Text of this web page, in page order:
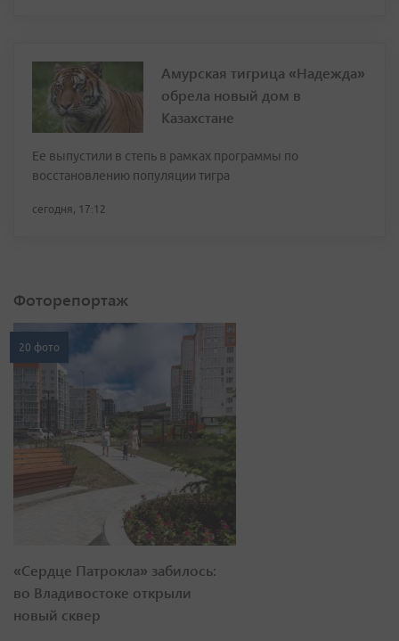
Амурская тигрица «Надежда»
обрела новый дом в
Казахстане
Ее выпустили в степь в рамках программы по
восстановлению популяции тигра
сегодня, 17:12
Фоторепортаж
20 фото
«Сердце Патрокла» забилось:
во Владивостоке открыли
новый сквер